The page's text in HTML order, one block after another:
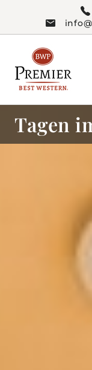
Tagen